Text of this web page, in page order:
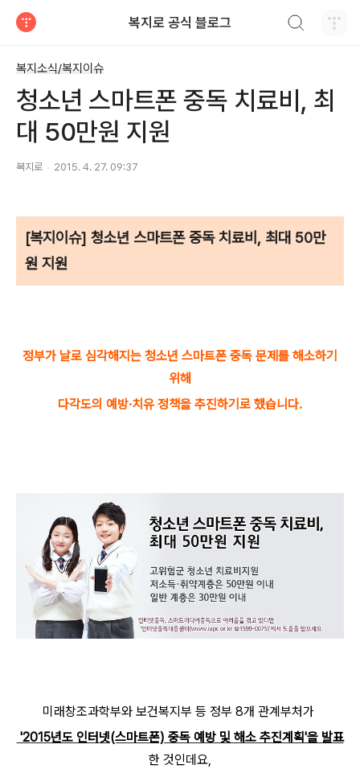
복지로 공식 블로그
복지소식/복지이슈
청소년 스마트폰 중독 치료비, 최
대 50만원 지원
복지로 2015. 4. 27. 09:37
[복지이슈] 청소년 스마트폰 중독 치료비, 최대 50만
원 지원
정부가 날로 심각해지는 청소년 스마트폰 중독 문제를 해소하기
위해
다각도의 예방·치유 정책을 추진하기로 했습니다.
미래창조과학부와 보건복지부 등 정부 8개 관계부처가
'2015년도 인터넷(스마트폰) 중독 예방 및 해소 추진계획'을 발표
한 것인데요,